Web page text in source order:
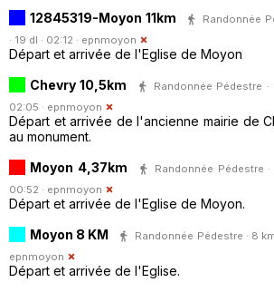
12845319-Moyon 11km
Randonnée
· 19 dl · 02:12 · epnmoyon
Départ et arrivée de l'Eglise de Moyon
Chevry 10,5km
Randonnée Pédestre ·
02:05 · epnmoyon
Départ et arrivée de l'ancienne mairie de
au monument.
Moyon 4,37km
Randonnée Pédestre
00:52 · epnmoyon
Départ et arrivée de l'Eglise de Moyon.
Moyon 8 KM
Randonnée Pédestre · 8 km
epnmoyon
Départ et arrivée de l'Eglise.